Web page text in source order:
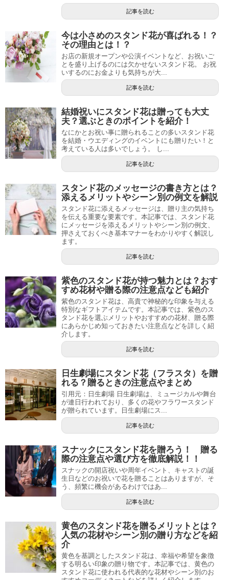
記事を読む
今は小さめのスタンド花が喜ばれる！？
その理由とは！？
お店の新規オープンや公演イベントなど、お祝いご
とを盛り上げるのには欠かせないスタンド花。 お祝
いするのにお金よりも気持ちが大...
記事を読む
結婚祝いにスタンド花は贈っても大丈
夫？選ぶときのポイントを紹介！
なにかとお祝い事に贈られることの多いスタンド花
を結婚・ウエディングのイベントにも贈りたい！と
考えている人は多いでしょう。 し...
記事を読む
スタンド花のメッセージの書き方とは？
添えるメリットやシーン別の例文を解説
スタンド花に添えるメッセージは、贈り主の気持ち
を伝える重要な要素です。本記事では、スタンド花
にメッセージを添えるメリットやシーン別の例文、
押さえておくべき基本マナーをわかりやすく解説し
ます。
記事を読む
紫色のスタンド花が持つ魅力とは？おす
すめ花材や贈る際の注意点なども紹介
紫色のスタンド花は、高貴で神秘的な印象を与える
特別なギフトアイテムです。本記事では、紫色のス
タンド花を選ぶメリットやおすすめの花材、贈る際
にあらかじめ知っておきたい注意点などを詳しく紹
介します。
記事を読む
日生劇場にスタンド花（フラスタ）を贈
れる？贈るときの注意点やまとめ
引用元：日生劇場 日生劇場は、ミュージカルや舞台
が連日行われており、多くの花やフラワースタンド
が贈られています。日生劇場にス...
記事を読む
スナックにスタンド花を贈ろう！ 贈る
際の注意点や選び方を徹底解説！！
スナックの開店祝いや周年イベント、キャストの誕
生日などのお祝いで花を贈ることはありますが、そ
う、頻繁に機会があるわけではあ...
記事を読む
黄色のスタンド花を贈るメリットとは？
人気の花材やシーン別の贈り方などを紹
介
黄色を基調としたスタンド花は、幸福や希望を象徴
する明るい印象の贈り物です。本記事では、黄色の
スタンド花に使われる代表的な花材やシーン別のお